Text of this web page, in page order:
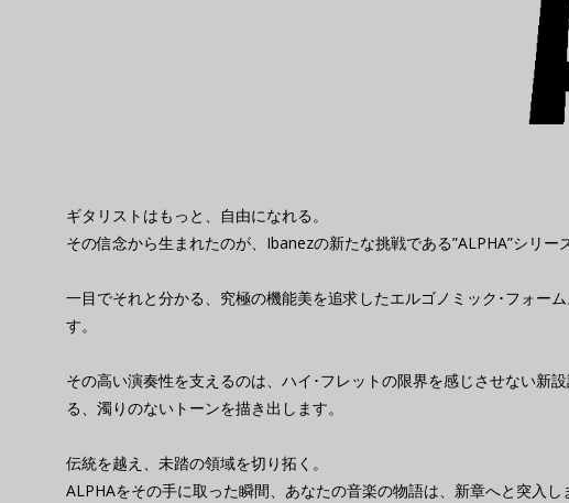
ギタリストはもっと、自由になれる。
その信念から生まれたのが、Ibanezの新たな挑戦である”ALPHA”シリー
一目でそれと分かる、究極の機能美を追求したエルゴノミック･フォー
す。
その高い演奏性を支えるのは、ハイ･フレットの限界を感じさせない新
る、濁りのないトーンを描き出します。
伝統を越え、未踏の領域を切り拓く。
ALPHAをその手に取った瞬間、あなたの音楽の物語は、新章へと突入し